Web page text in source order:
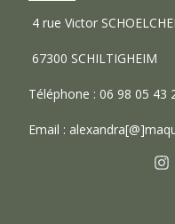
4 rue Victor
67300 SCHILTIGHEIM
Téléphone : 06 98 05 43
Email :